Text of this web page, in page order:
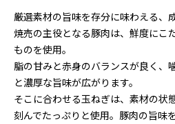
厳選素材の旨味を存分に味わえる、
焼売の主役となる豚肉は、鮮度にこ
ものを使用。
脂の甘みと赤身のバランスが良く、
と濃厚な旨味が広がります。
そこに合わせる玉ねぎは、素材の状
刻んでたっぷりと使用。豚肉の旨味